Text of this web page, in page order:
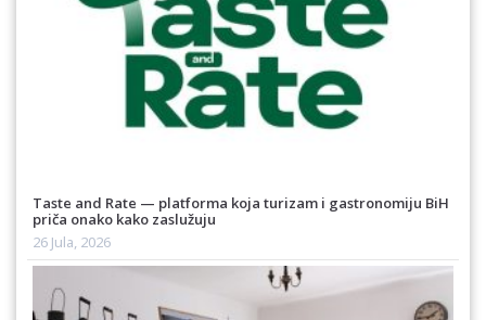
Taste and Rate — platforma koja turizam i gastronomiju BiH
priča onako kako zaslužuju
26 Jula, 2026